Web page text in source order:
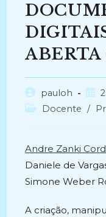
ABERTA
Autor
do
pauloh
Post
Categoria
Docente /
Andre Zanki
Daniele de
Simone Weber
A criação,